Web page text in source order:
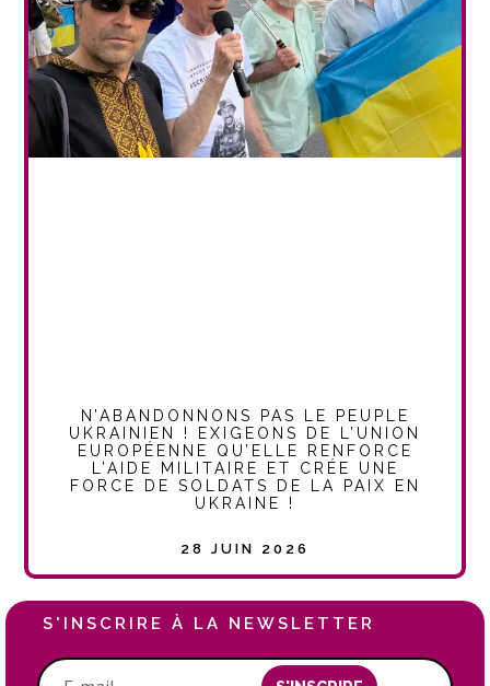
N’ABANDONNONS PAS LE PEUPLE
UKRAINIEN ! EXIGEONS DE L’UNION
EUROPÉENNE QU’ELLE RENFORCE
L’AIDE MILITAIRE ET CRÉE UNE
FORCE DE SOLDATS DE LA PAIX EN
UKRAINE !
28 JUIN 2026
S'INSCRIRE À LA NEWSLETTER